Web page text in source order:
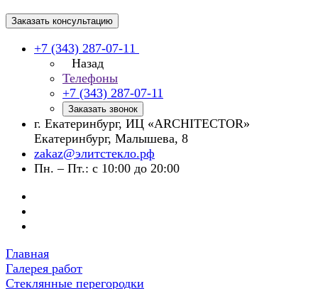
Заказать консультацию
+7 (343) 287-07-11
Назад
Телефоны
+7 (343) 287-07-11
Заказать звонок
г. Екатеринбург, ИЦ «ARCHITECTOR»
Екатеринбург, Малышева, 8
zakaz@элитстекло.рф
Пн. – Пт.: с 10:00 до 20:00
Главная
Галерея работ
Стеклянные перегородки